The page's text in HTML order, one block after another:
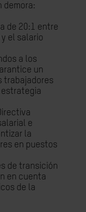
demora:
de 20:1 entre
y el salario
a los
un
trabajadores
estrategia
e
la
en puestos
de transición
en cuenta
de la